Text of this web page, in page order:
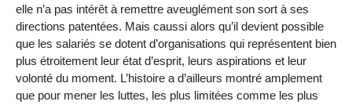
elle n’a pas intérêt à remettre aveuglément son sort à ses
directions patentées. Mais caussi alors qu’il devient possible
que les salariés se dotent d’organisations qui représentent bien
plus étroitement leur état d’esprit, leurs aspirations et leur
volonté du moment. L’histoire a d’ailleurs montré amplement
que pour mener les luttes, les plus limitées comme les plus